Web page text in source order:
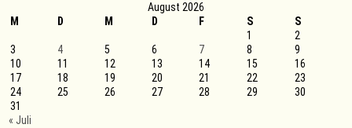
August 2026
M
D M D F S
S
1
2
3
4 5 6 7 8
9
10
11 12 13 14 15
16
17
18 19 20 21 22
23
24
25 26 27 28 29
30
31
« Juli